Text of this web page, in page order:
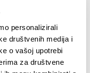
personalizirali
društvenih medija i
o vašoj upotrebi
za društvene
isključivo u svrhu